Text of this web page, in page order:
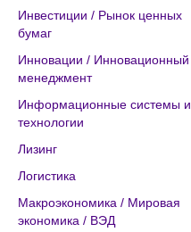
Инвестиции / Рынок ценных
бумаг
Инновации / Инновационный
менеджмент
Информационные системы и
технологии
Лизинг
Логистика
Макроэкономика / Мировая
экономика / ВЭД